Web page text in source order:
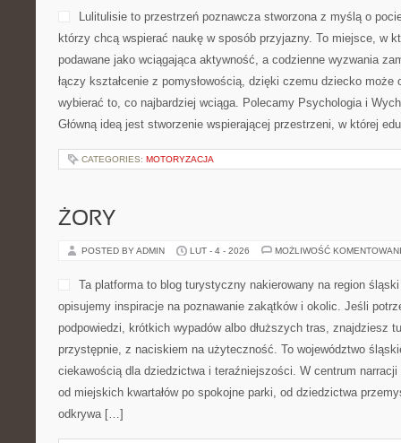
Lulitulisie to przestrzeń poznawcza stworzona z myślą o
którzy chcą wspierać naukę w sposób przyjazny. To miejsce, w
podawane jako wciągająca aktywność, a codzienne wyzwania
łączy kształcenie z pomysłowością, dzięki czemu dziecko
wybierać to, co najbardziej wciąga. Polecamy Psychologia i
Główną ideą jest stworzenie wspierającej przestrzeni, w której
CATEGORIES: MOTORYZACJA
ŻORY
POSTED BY ADMIN LUT - 4 - 2026 MOŻLIWOŚĆ
Ta platforma to blog turystyczny nakierowany na region
opisujemy inspiracje na poznawanie zakątków i okolic. Jeśli
podpowiedzi, krótkich wypadów albo dłuższych tras, znajdziesz
przystępnie, z naciskiem na użyteczność. To województwo
ciekawością dla dziedzictwa i teraźniejszości. W centrum
od miejskich kwartałów po spokojne parki, od dziedzictwa
odkrywa […]